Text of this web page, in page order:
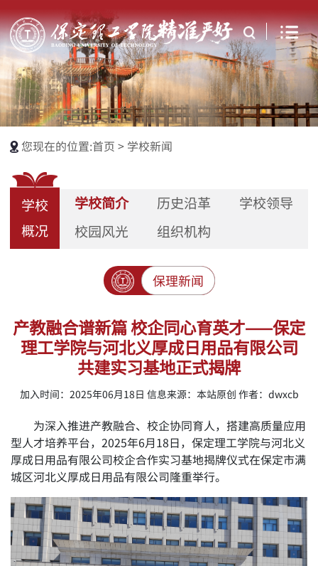
您现在的位置:首页 > 学校新闻
学校
概况
学校简介 历史沿革 学校领导
校园风光 组织机构
保理新闻
产教融合谱新篇 校企同心育英才——保定
理工学院与河北义厚成日用品有限公司
共建实习基地正式揭牌
加入时间：2025年06月18日 信息来源：本站原创 作者：dwxcb
为深入推进产教融合、校企协同育人，搭建高质量应用
型人才培养平台，2025年6月18日，保定理工学院与河北义
厚成日用品有限公司校企合作实习基地揭牌仪式在保定市满
城区河北义厚成日用品有限公司隆重举行。